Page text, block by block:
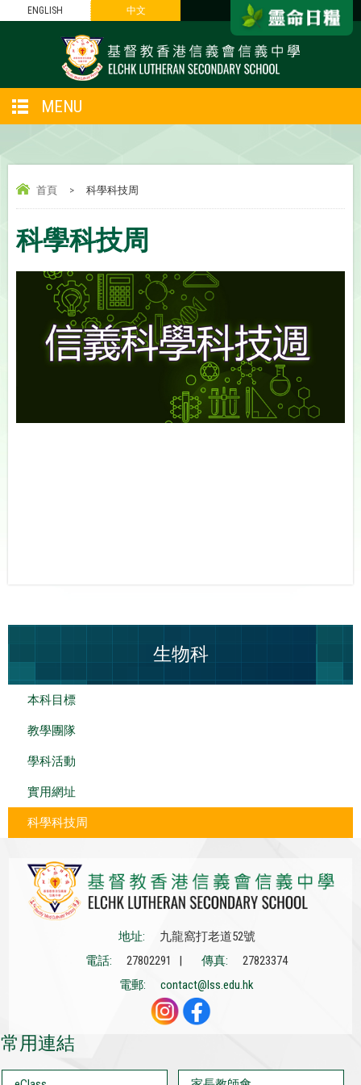
ENGLISH 中文
MENU
首頁 > 科學科技周
科學科技周
生物科
本科目標
教學團隊
學科活動
實用網址
科學科技周
地址:
九龍窩打老道52號
電話:
27802291 | 傳真:
27823374
電郵:
contact@lss.edu.hk
常用連結